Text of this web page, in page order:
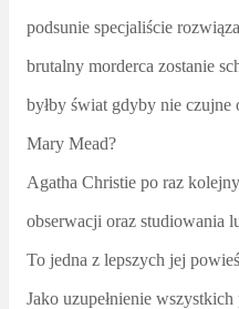
podsunie specjaliście
brutalny morderca zostanie
byłby świat gdyby nie
Mary Mead?
Agatha Christie po raz
obserwacji oraz studiowania
To jedna z lepszych jej
Jako uzupełnienie